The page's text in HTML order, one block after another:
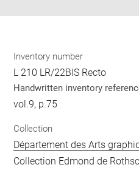
Inventory number
L 210 LR/22BIS Recto
Handwritten inventory
vol.9, p.75
Collection
Département des Arts
Collection Edmond de